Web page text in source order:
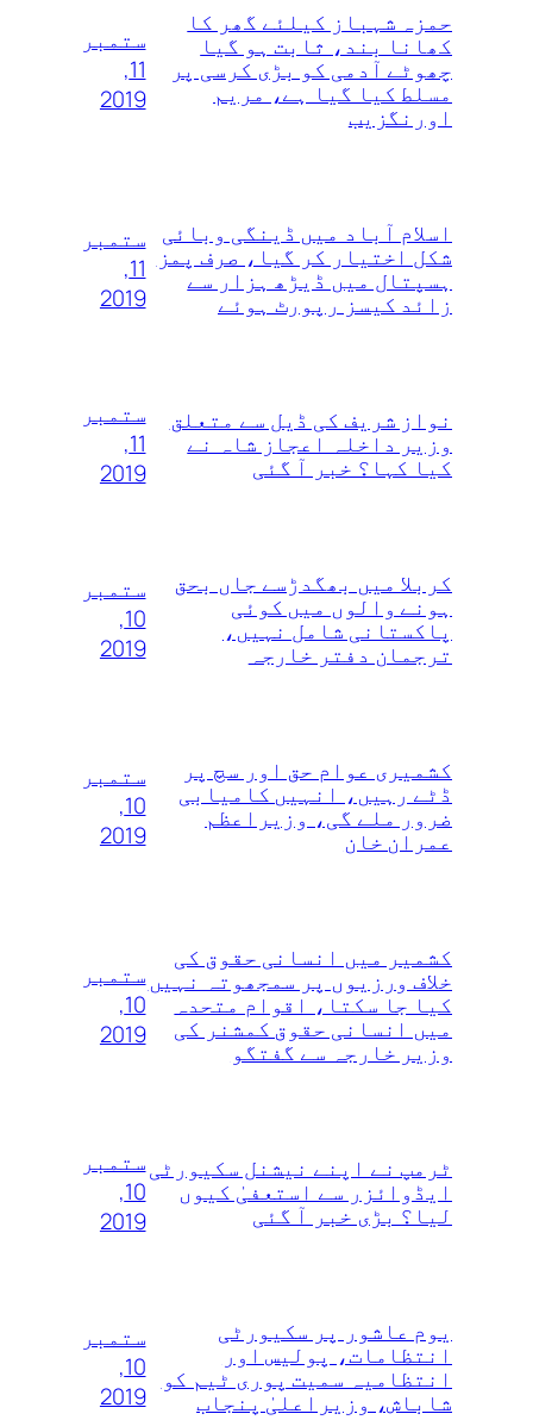
حمزہ شہباز کیلئے گھر کا
کھانا بند، ثابت ہو گیا
چھوٹے آدمی کو بڑی کرسی پر
مسلط کیا گیا ہے، مریم
اورنگزیب
ستمبر
11,
2019
اسلام آباد میں ڈینگی وبائی
شکل اختیار کر گیا، صرف پمز
ہسپتال میں ڈیڑھ ہزار سے
زائد کیسز رپورٹ ہوئے
ستمبر
11,
2019
نواز شریف کی ڈیل سے متعلق
وزیر داخلہ اعجاز شاہ نے
کیا کہا؟ خبر آ گئی
ستمبر
11,
2019
کربلا میں بھگدڑسے جاں بحق
ہونے والوں میں کوئی
پاکستانی شامل نہیں،
ترجمان دفتر خارجہ
ستمبر
10,
2019
کشمیری عوام حق اور سچ پر
ڈٹے رہیں، انہیں کامیابی
ضرور ملے گی، وزیراعظم
عمران خان
ستمبر
10,
2019
کشمیر میں انسانی حقوق کی
خلاف ورزیوں پر سمجھوتہ نہیں‌
کیا جا سکتا، اقوام متحدہ
میں انسانی حقوق کمشنر کی
وزیر خارجہ سے گفتگو
ستمبر
10,
2019
ٹرمپ نے اپنے نیشنل سکیورٹی
ایڈوائزر سے استعفیٰ کیوں
لیا؟ بڑی خبر آ گئی
ستمبر
10,
2019
یوم عاشور پر سکیورٹی
انتظامات، پولیس اور
انتظامیہ سمیت پوری ٹیم کو
شاباش، وزیراعلیٰ پنجاب
ستمبر
10,
2019